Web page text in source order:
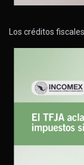
Los créditos